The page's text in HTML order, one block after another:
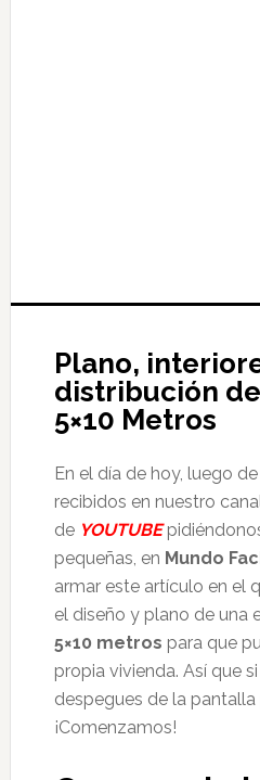
Plano,
distribución
5×10 Metros
En el día de hoy, luego
recibidos en nuestro
de YOUTUBE
pequeñas, en Mundo
armar este artículo en el
el diseño y plano de una
5×10 metros para que
propia vivienda. Así que
despegues de la
¡Comenzamos!